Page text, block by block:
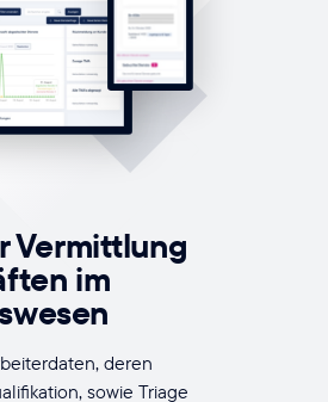
Vermittlung
im
deren
sowie Triage